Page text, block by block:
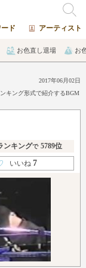
ド アーティスト
お色直し退場 お
2017年06月02日
キング形式で紹介するBGM
ンキングで 5789位
いいね7